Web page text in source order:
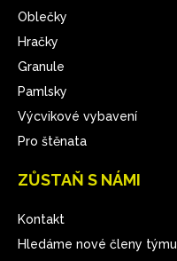
Oblečky
Hračky
Granule
Pamlsky
Výcvikové vybavení
Pro štěnata
ZŮSTAŇ S NÁMI
Kontakt
Hledáme nové členy týmu